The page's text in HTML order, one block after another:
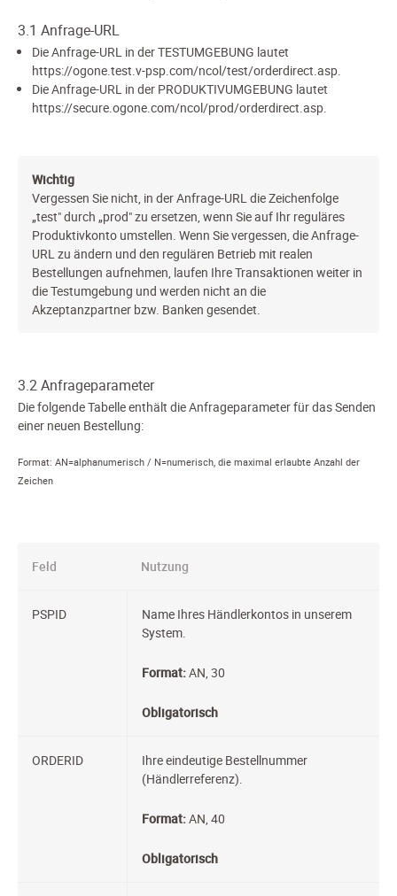
3.1 Anfrage-URL
Die Anfrage-URL in der TESTUMGEBUNG lautet
https://ogone.test.v-psp.com/ncol/test/orderdirect.asp.
Die Anfrage-URL in der PRODUKTIVUMGEBUNG lautet
https://secure.ogone.com/ncol/prod/orderdirect.asp.
Wichtig
Vergessen Sie nicht, in der Anfrage-URL die Zeichenfolge
„test" durch „prod" zu ersetzen, wenn Sie auf Ihr reguläres
Produktivkonto umstellen. Wenn Sie vergessen, die Anfrage-
URL zu ändern und den regulären Betrieb mit realen
Bestellungen aufnehmen, laufen Ihre Transaktionen weiter in
die Testumgebung und werden nicht an die
Akzeptanzpartner bzw. Banken gesendet.
3.2 Anfrageparameter
Die folgende Tabelle enthält die Anfrageparameter für das Senden
einer neuen Bestellung:
Format: AN=alphanumerisch / N=numerisch, die maximal erlaubte Anzahl der
Zeichen
Feld Nutzung
PSPID
Name Ihres Händlerkontos in unserem
System.
Format:AN, 30
Obligatorisch
ORDERID
Ihre eindeutige Bestellnummer
(Händlerreferenz).
Format:AN, 40
Obligatorisch